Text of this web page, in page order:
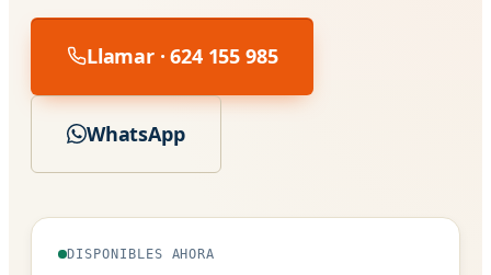
Llamar · 624 155 985
WhatsApp
DISPONIBLES AHORA